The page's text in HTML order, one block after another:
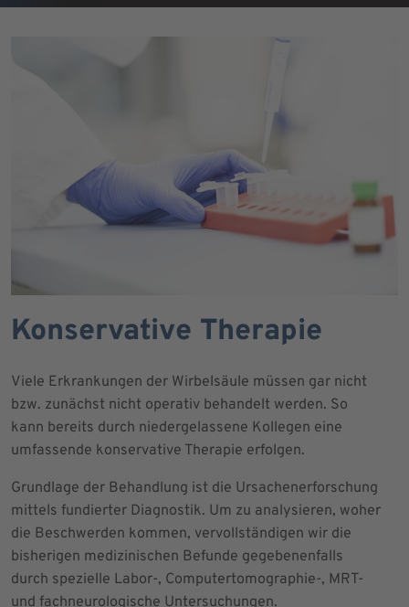
Konservative Therapie
Viele Erkrankungen der Wirbelsäule müssen gar nicht
bzw. zunächst nicht operativ behandelt werden. So
kann bereits durch niedergelassene Kollegen eine
umfassende konservative Therapie erfolgen.
Grundlage der Behandlung ist die Ursachenerforschung
mittels fundierter Diagnostik. Um zu analysieren, woher
die Beschwerden kommen, vervollständigen wir die
bisherigen medizinischen Befunde gegebenenfalls
durch spezielle Labor-, Computertomographie-, MRT-
und fachneurologische Untersuchungen.